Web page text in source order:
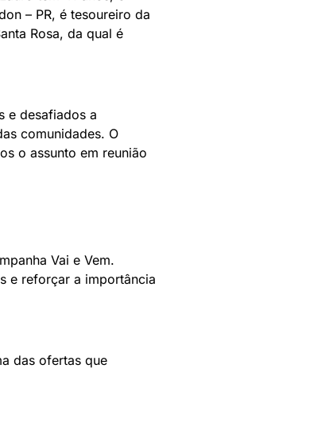
– PR, é tesoureiro da
Rosa, da qual é
e desafiados a
comunidades. O
o assunto em reunião
Vai e Vem.
e reforçar a importância
das ofertas que